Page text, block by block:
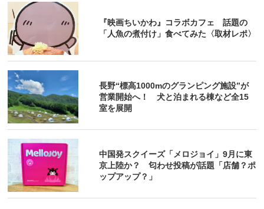
『映画ちいかわ』コラボカフェ 話題の
「人魚の煮付け」食べてみた〈取材レポ〉
長野“標高1000mのグランピング施設”が
営業開始へ！ 犬と泊まれる棟など全15
室を展開
中国発スクイーズ「メロジョイ」9月に東
京上陸か？ 匂わせ投稿が話題「店舗？ポ
ップアップ？」